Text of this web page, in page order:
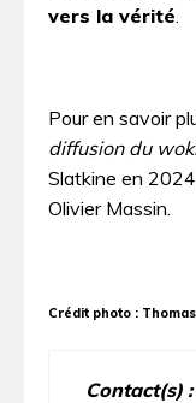
vers la vérité.
Pour en savoir
diffusion du
Slatkine en
Olivier Massin.
Crédit photo :
Contact(s) :